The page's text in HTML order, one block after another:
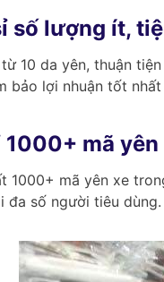
số lượng ít,
10 da yên, thuận
bảo lợi nhuận tốt
1000+ mã yên
1000+ mã yên xe
đa số người tiêu dùng.